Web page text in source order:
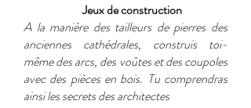
Jeux de construction
A la manière des tailleurs de pierres des
anciennes cathédrales, construis toi-
même des arcs, des voûtes et des coupoles
avec des pièces en bois. Tu comprendras
ainsi les secrets des architectes